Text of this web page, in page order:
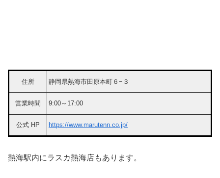
住所 静岡県熱海市田原本町６−３
営業時間 9:00～17:00
公式 HP https://www.marutenn.co.jp/
熱海駅内にラスカ熱海店もあります。